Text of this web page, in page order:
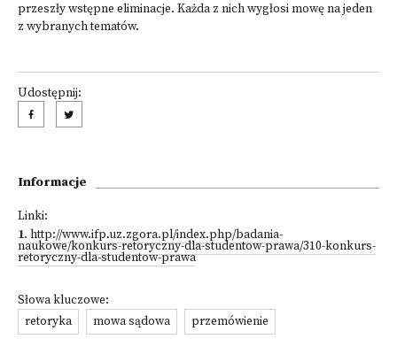
przeszły wstępne eliminacje. Każda z nich wygłosi mowę na jeden
z wybranych tematów.
Udostępnij:
Informacje
Linki:
1. http://www.ifp.uz.zgora.pl/index.php/badania-
naukowe/konkurs-retoryczny-dla-studentow-prawa/310-konkurs-
retoryczny-dla-studentow-prawa
Słowa kluczowe:
retoryka
mowa sądowa przemówienie